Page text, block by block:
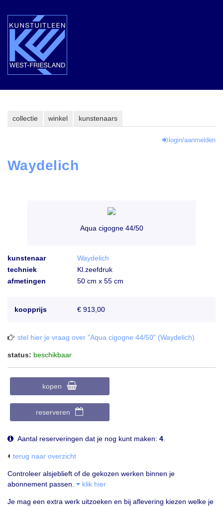
collectie winkel kunstenaars
login/aanmelden
Waydelich
Aqua cigogne 44/50
kunstenaar
Waydelich
techniek
Kl.zeefdruk
afmetingen
50 cm x 55 cm
koopprijs € 913,00
stel hier je vraag over "Aqua cigogne 44/50" (Waydelich)
status: beschikbaar
kopen
reserveren
Aantal reserveringen dat je nog kunt maken: 4
terug naar overzicht
Controleer alsjeblieft of de gekozen werken binnen je
abonnement passen.
klik hier
Je mag een extra werk uitzoeken en bij aflevering kiezen welke je